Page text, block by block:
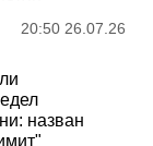
20:50 26.07.26
назван